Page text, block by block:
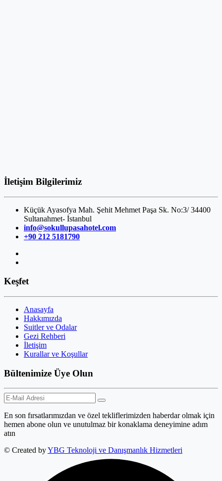
İletişim Bilgilerimiz
Küçük Ayasofya Mah. Şehit Mehmet Paşa Sk. No:3/ 34400
Sultanahmet- İstanbul
info@sokullupasahotel.com
+90 212 5181790
Keşfet
Anasayfa
Hakkımızda
Suitler ve Odalar
Gezi Rehberi
İletişim
Kurallar ve Koşullar
Bültenimize Üye Olun
En son fırsatlarımızdan ve özel tekliflerimizden haberdar olmak için
hemen abone olun ve unutulmaz bir konaklama deneyimine adım
atın
© Created byYBG Teknoloji ve Danışmanlık Hizmetleri